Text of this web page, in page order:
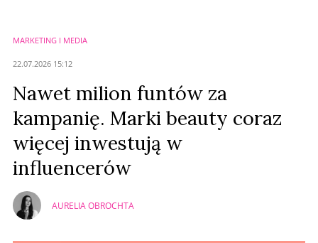
MARKETING I MEDIA
22.07.2026 15:12
Nawet milion funtów za
kampanię. Marki beauty coraz
więcej inwestują w
influencerów
AURELIA OBROCHTA